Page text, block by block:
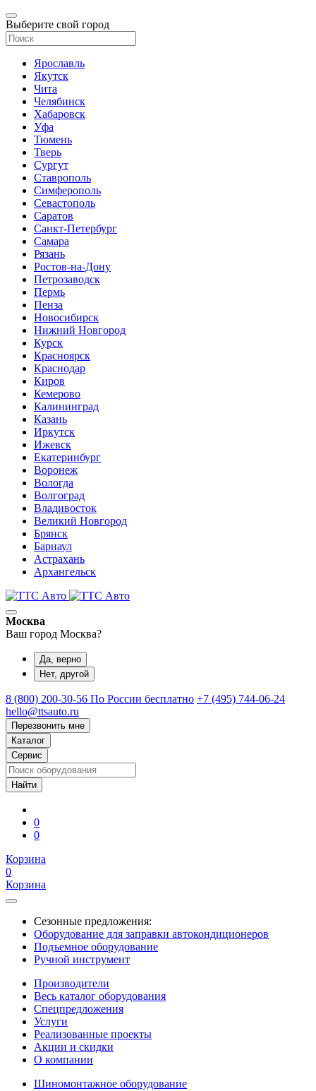
Выберите свой город
Ярославль
Якутск
Чита
Челябинск
Хабаровск
Уфа
Тюмень
Тверь
Сургут
Ставрополь
Симферополь
Севастополь
Саратов
Санкт-Петербург
Самара
Рязань
Ростов-на-Дону
Петрозаводск
Пермь
Пенза
Новосибирск
Нижний Новгород
Курск
Красноярск
Краснодар
Киров
Кемерово
Калининград
Казань
Иркутск
Ижевск
Екатеринбург
Воронеж
Вологда
Волгоград
Владивосток
Великий Новгород
Брянск
Барнаул
Астрахань
Архангельск
Москва
Ваш город Москва?
Да, верно
Нет, другой
8 (800) 200-30-56 По России бесплатно +7 (495) 744-06-24
hello@ttsauto.ru
Перезвонить мне
Каталог
Сервис
0
0
Корзина
0
Корзина
Сезонные предложения:
Оборудование для заправки автокондиционеров
Подъемное оборудование
Ручной инструмент
Производители
Весь каталог оборудования
Спецпредложения
Услуги
Реализованные проекты
Акции и скидки
О компании
Шиномонтажное оборудование